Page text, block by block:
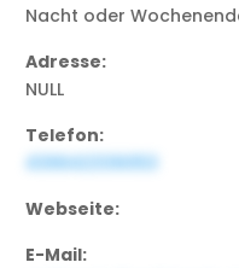
Nacht oder
Adresse:
NULL
Telefon:
436642336053
Webseite:
E-Mail: